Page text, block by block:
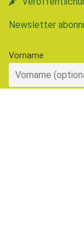
Newsletter
Vorname